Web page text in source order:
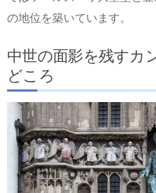
の地位を築いています。
中世の面影を残すカ
どころ